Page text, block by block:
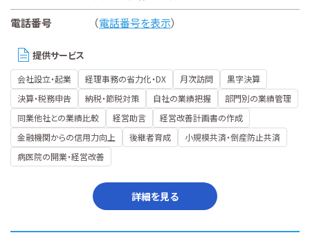
電話番号
（電話番号を表示）
提供サービス
会社設立・起業 経理事務の省力化・DX 月次訪問
黒字決算
決算・税務申告
納税・節税対策 自社の業績把握
部門別の業績管理
同業他社との業績比較
経営助言
経営改善計画書の作成
金融機関からの信用力向上
後継者育成
小規模共済・倒産防止共済
病医院の開業・経営改善
詳細を見る